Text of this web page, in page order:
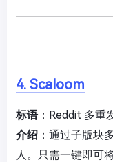
4. Scaloom
标语：Reddit 多重
介绍 ：通过子版块
人。只需一键即可